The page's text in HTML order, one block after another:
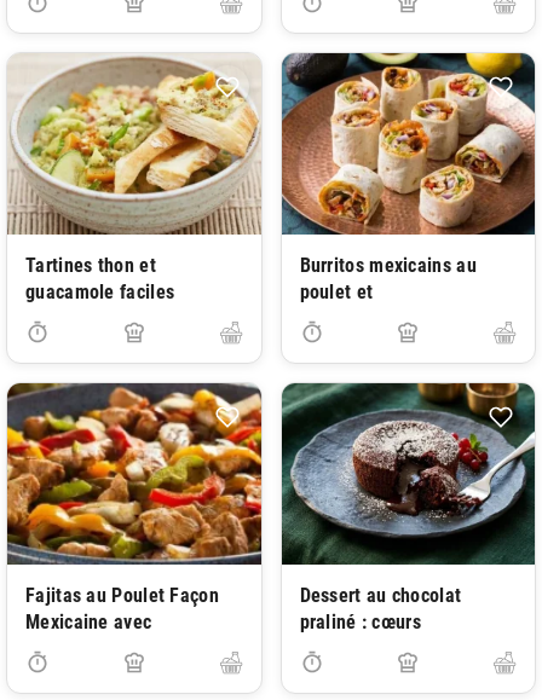
Tartines thon et
guacamole faciles
Burritos mexicains au
poulet et
Fajitas au Poulet Façon
Mexicaine avec
Dessert au chocolat
praliné : cœurs